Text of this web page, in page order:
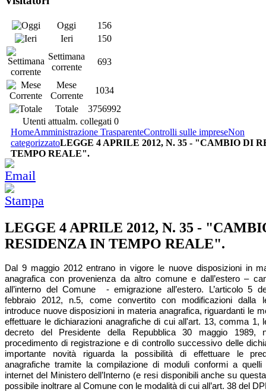
Oggi
156
Ieri
150
Settimana
corrente
693
Mese
Corrente
1034
Totale
3756992
Utenti attualm. collegati 0
HomeAmministrazione TrasparenteControlli sulle impreseNon
categorizzatoLEGGE 4 APRILE 2012, N. 35 - "CAMBIO DI
TEMPO REALE".
LEGGE 4 APRILE 2012, N. 35 -
RESIDENZA IN TEMPO REALE".
Dal 9 maggio 2012 entrano in vigore le nuove disposizioni in
anagrafica con provenienza da altro comune e dall’estero –
all’interno del Comune - emigrazione all’estero. L’articolo 5
febbraio 2012, n.5, come convertito con modificazioni dalla
introduce nuove disposizioni in materia anagrafica, riguardanti le
effettuare le dichiarazioni anagrafiche di cui all'art. 13, comma 1,
decreto del Presidente della Repubblica 30 maggio 1989,
procedimento di registrazione e di controllo successivo delle
importante novità riguarda la possibilità di effettuare le
anagrafiche tramite la compilazione di moduli conformi a
internet del Ministero dell’Interno (e resi disponibili anche su
possibile inoltrare al Comune con le modalità di cui all’art. 38 del